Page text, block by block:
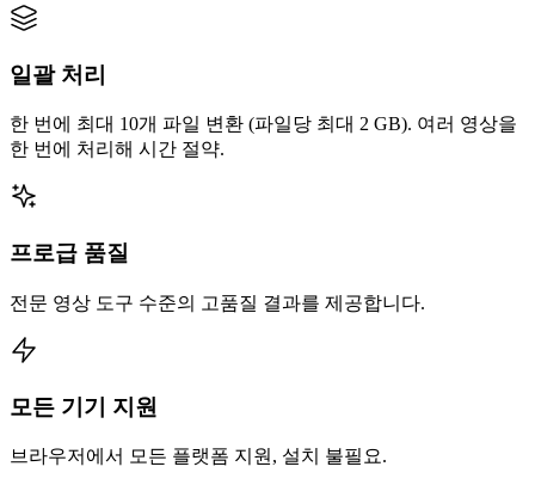
일괄 처리
한 번에 최대 10개 파일 변환 (파일당 최대 2 GB). 여러 영상을
한 번에 처리해 시간 절약.
프로급 품질
전문 영상 도구 수준의 고품질 결과를 제공합니다.
모든 기기 지원
브라우저에서 모든 플랫폼 지원, 설치 불필요.